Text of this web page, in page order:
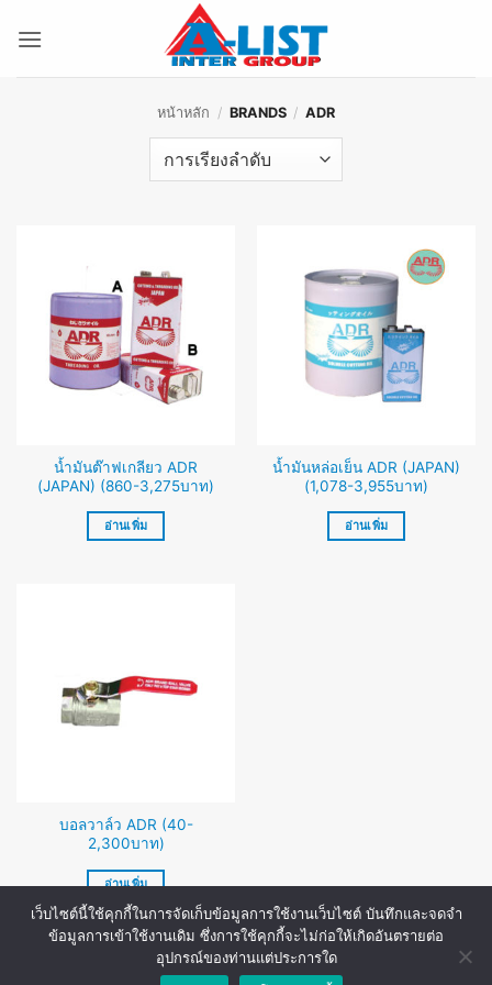
หน้าหลัก / BRANDS / ADR
น้ำมันต๊าฟเกลียว ADR
(JAPAN) (860-3,275บาท)
อ่านเพิ่ม
น้ำมันหล่อเย็น ADR (JAPAN)
(1,078-3,955บาท)
อ่านเพิ่ม
บอลวาล์ว ADR (40-
2,300บาท)
อ่านเพิ่ม
เว็บไซต์นี้ใช้คุกกี้ในการจัดเก็บข้อมูลการใช้งานเว็บไซต์ บันทึกและจดจำ
ข้อมูลการเข้าใช้งานเดิม ซึ่งการใช้คุกกี้จะไม่ก่อให้เกิดอันตรายต่อ
อุปกรณ์ของท่านแต่ประการใด